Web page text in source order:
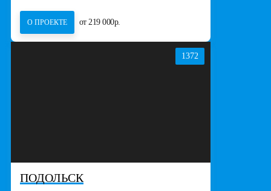
О ПРОЕКТЕ от 219 000р.
1372
ПОДОЛЬСК